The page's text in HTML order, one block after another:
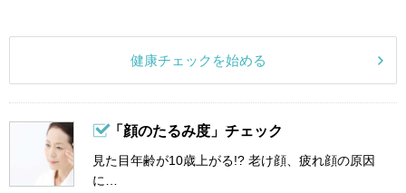
健康チェックを始める
「顔のたるみ度」チェック
見た目年齢が10歳上がる!? 老け顔、疲れ顔の原因
に…